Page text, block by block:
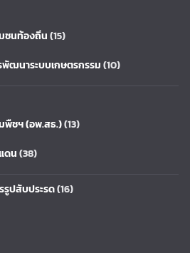
ชนท้องถิ่น(15)
ฒนาระบบเกษตรกรรม(10)
พืชฯ (อพ.สธ.)(13)
ดน(38)
ปสับประรด(16)